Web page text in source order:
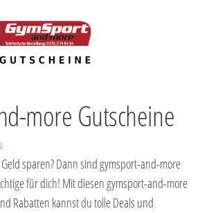
more Gutscheine
sparen? Dann sind gymsport-and-more
für dich! Mit diesen gymsport-and-more
Rabatten kannst du tolle Deals und